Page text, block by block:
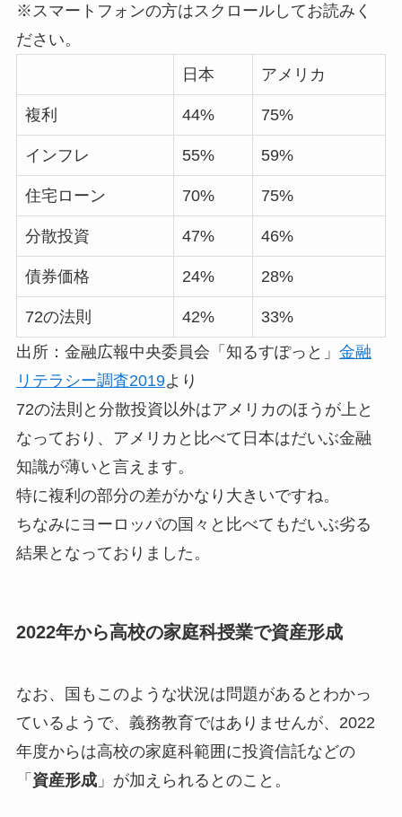
※スマートフォンの方はスクロールしてお読みく
ださい。
日本
アメリカ
複利 44% 75%
インフレ 55% 59%
住宅ローン 70% 75%
分散投資 47% 46%
債券価格 24% 28%
72の法則 42%
33%
出所：金融広報中央委員会「知るすぽっと」 金融
リテラシー調査2019より
72の法則と分散投資以外はアメリカのほうが上と
なっており、アメリカと比べて日本はだいぶ金融
知識が薄いと言えます。
特に複利の部分の差がかなり大きいですね。
ちなみにヨーロッパの国々と比べてもだいぶ劣る
結果となっておりました。
2022年から高校の家庭科授業で資産形成
なお、国もこのような状況は問題があるとわかっ
ているようで、義務教育ではありませんが、2022
年度からは高校の家庭科範囲に投資信託などの
「 資産形成」が加えられるとのこと。